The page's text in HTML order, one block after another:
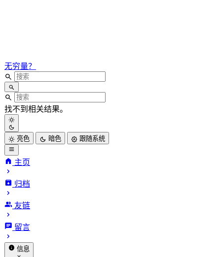
无穷量？
找不到相关结果。
亮色 暗色 跟随系统
主页
归档
友链
留言
信息